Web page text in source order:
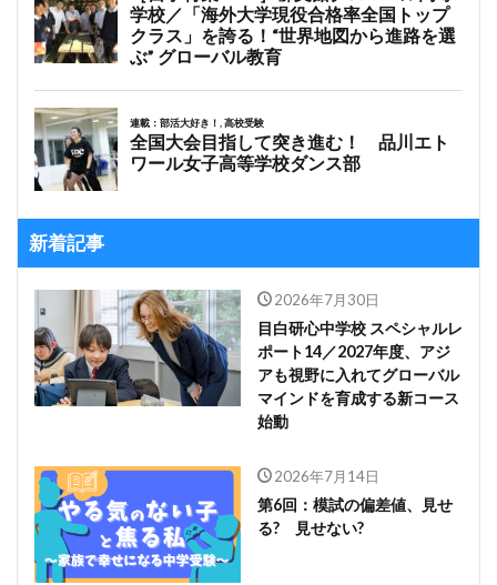
新着記事
2026年7月30日
目白研心中学校 スペシャルレ
ポート14／2027年度、アジ
アも視野に入れてグローバル
マインドを育成する新コース
始動
2026年7月14日
第6回：模試の偏差値、見せ
る? 見せない?